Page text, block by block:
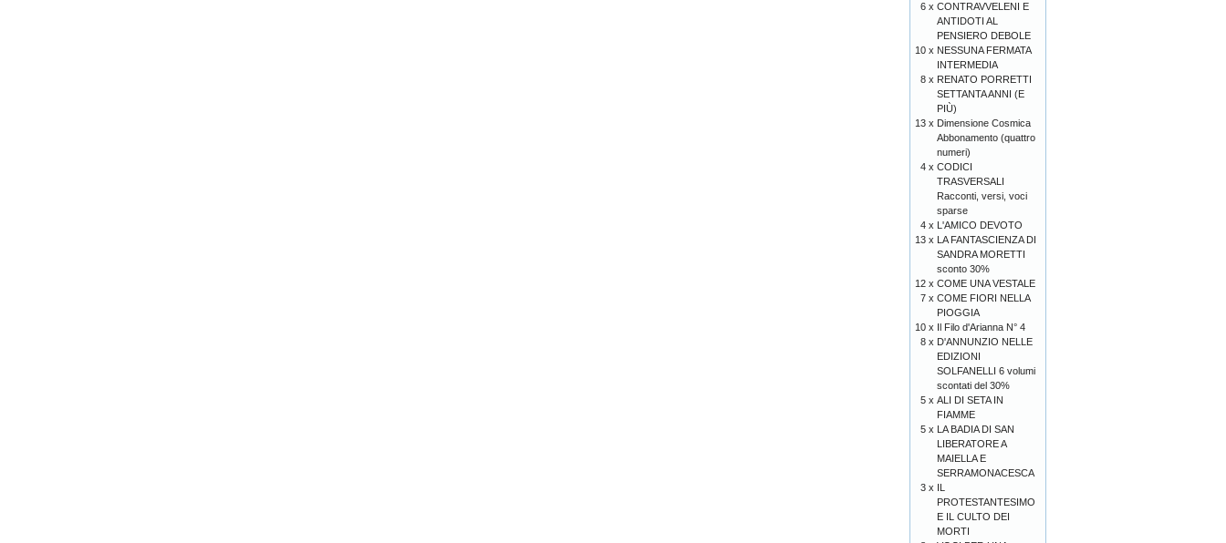
6 x CONTRAVVELENI E
ANTIDOTI AL
PENSIERO DEBOLE
10 x NESSUNA FERMATA
INTERMEDIA
8 x RENATO PORRETTI
SETTANTA ANNI (E
PIÙ)
13 x Dimensione Cosmica
Abbonamento (quattro
numeri)
4 x CODICI
TRASVERSALI
Racconti, versi, voci
sparse
4 x L'AMICO DEVOTO
13 x LA FANTASCIENZA DI
SANDRA MORETTI
sconto 30%
12 x COME UNA VESTALE
7 x COME FIORI NELLA
PIOGGIA
10 x Il Filo d'Arianna N° 4
8 x D'ANNUNZIO NELLE
EDIZIONI
SOLFANELLI 6 volumi
scontati del 30%
5 x ALI DI SETA IN
FIAMME
5 x LA BADIA DI SAN
LIBERATORE A
MAIELLA E
SERRAMONACESCA
3 x IL
PROTESTANTESIMO
E IL CULTO DEI
MORTI